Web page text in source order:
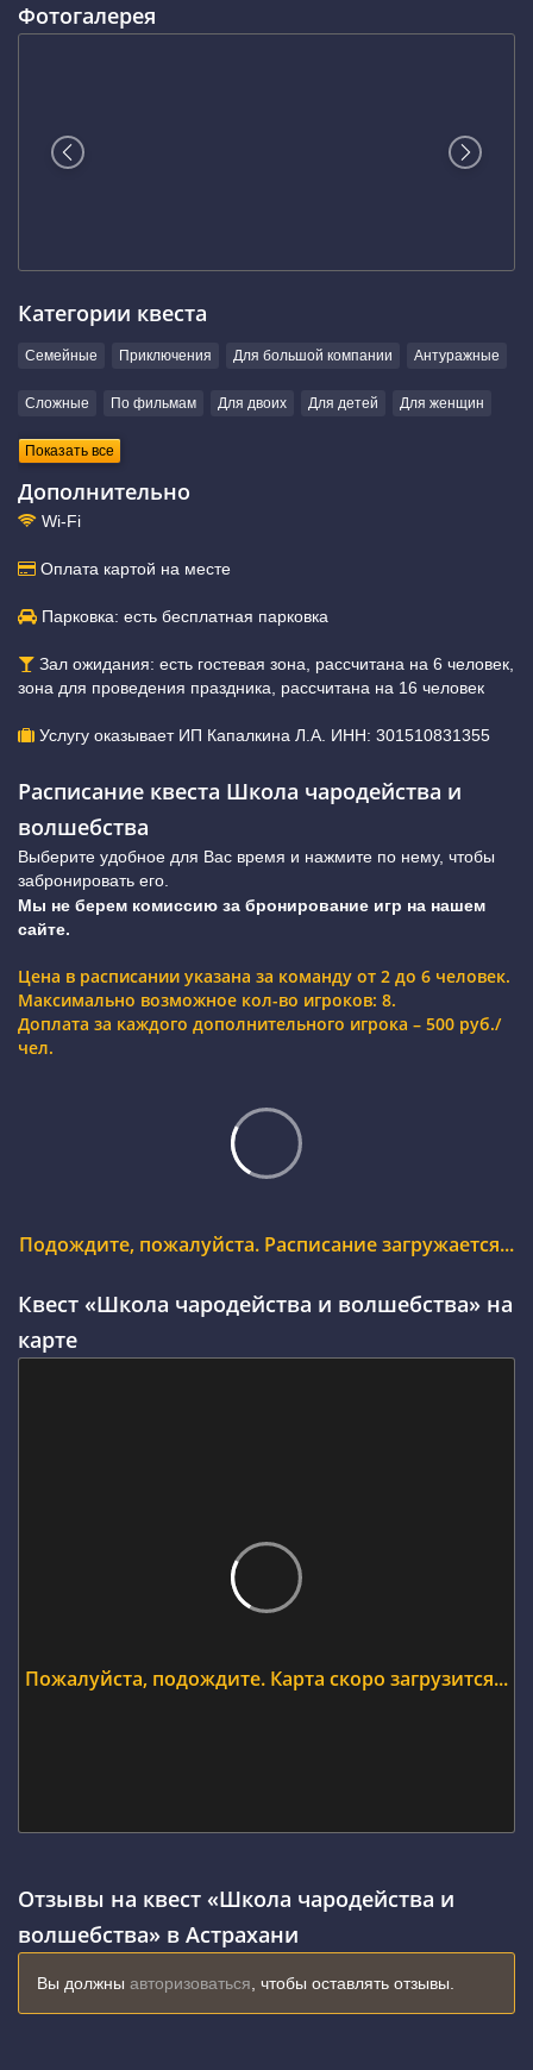
Фотогалерея
Категории квеста
Семейные Приключения Для большой компании Антуражные
Сложные По фильмам Для двоих Для детей Для женщин
Показать все
Дополнительно
Wi-Fi
Оплата картой на месте
Парковка: есть бесплатная парковка
Зал ожидания: есть гостевая зона, рассчитана на 6 человек,
зона для проведения праздника, рассчитана на 16 человек
Услугу оказывает ИП Капалкина Л.А. ИНН: 301510831355
Расписание квеста Школа чародейства и
волшебства
Выберите удобное для Вас время и нажмите по нему, чтобы
забронировать его.
Мы не берем комиссию за бронирование игр на нашем
сайте.
Цена в расписании указана за команду от 2 до 6 человек.
Максимально возможное кол-во игроков: 8.
Доплата за каждого дополнительного игрока – 500 руб./
чел.
Подождите, пожалуйста. Расписание загружается...
Квест «Школа чародейства и волшебства» на
карте
Пожалуйста, подождите. Карта скоро загрузится...
Отзывы на квест «Школа чародейства и
волшебства» в Астрахани
Вы должны авторизоваться , чтобы оставлять отзывы.